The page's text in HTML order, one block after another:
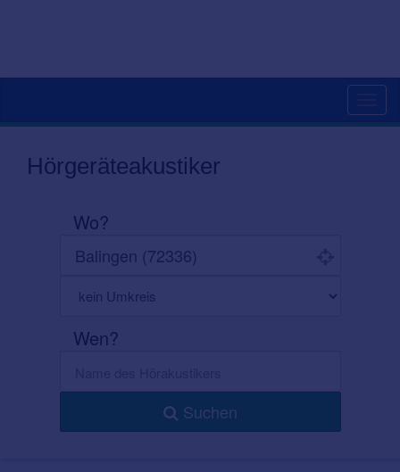
Hörgeräteakustiker
Wo?
Wen?
Suchen